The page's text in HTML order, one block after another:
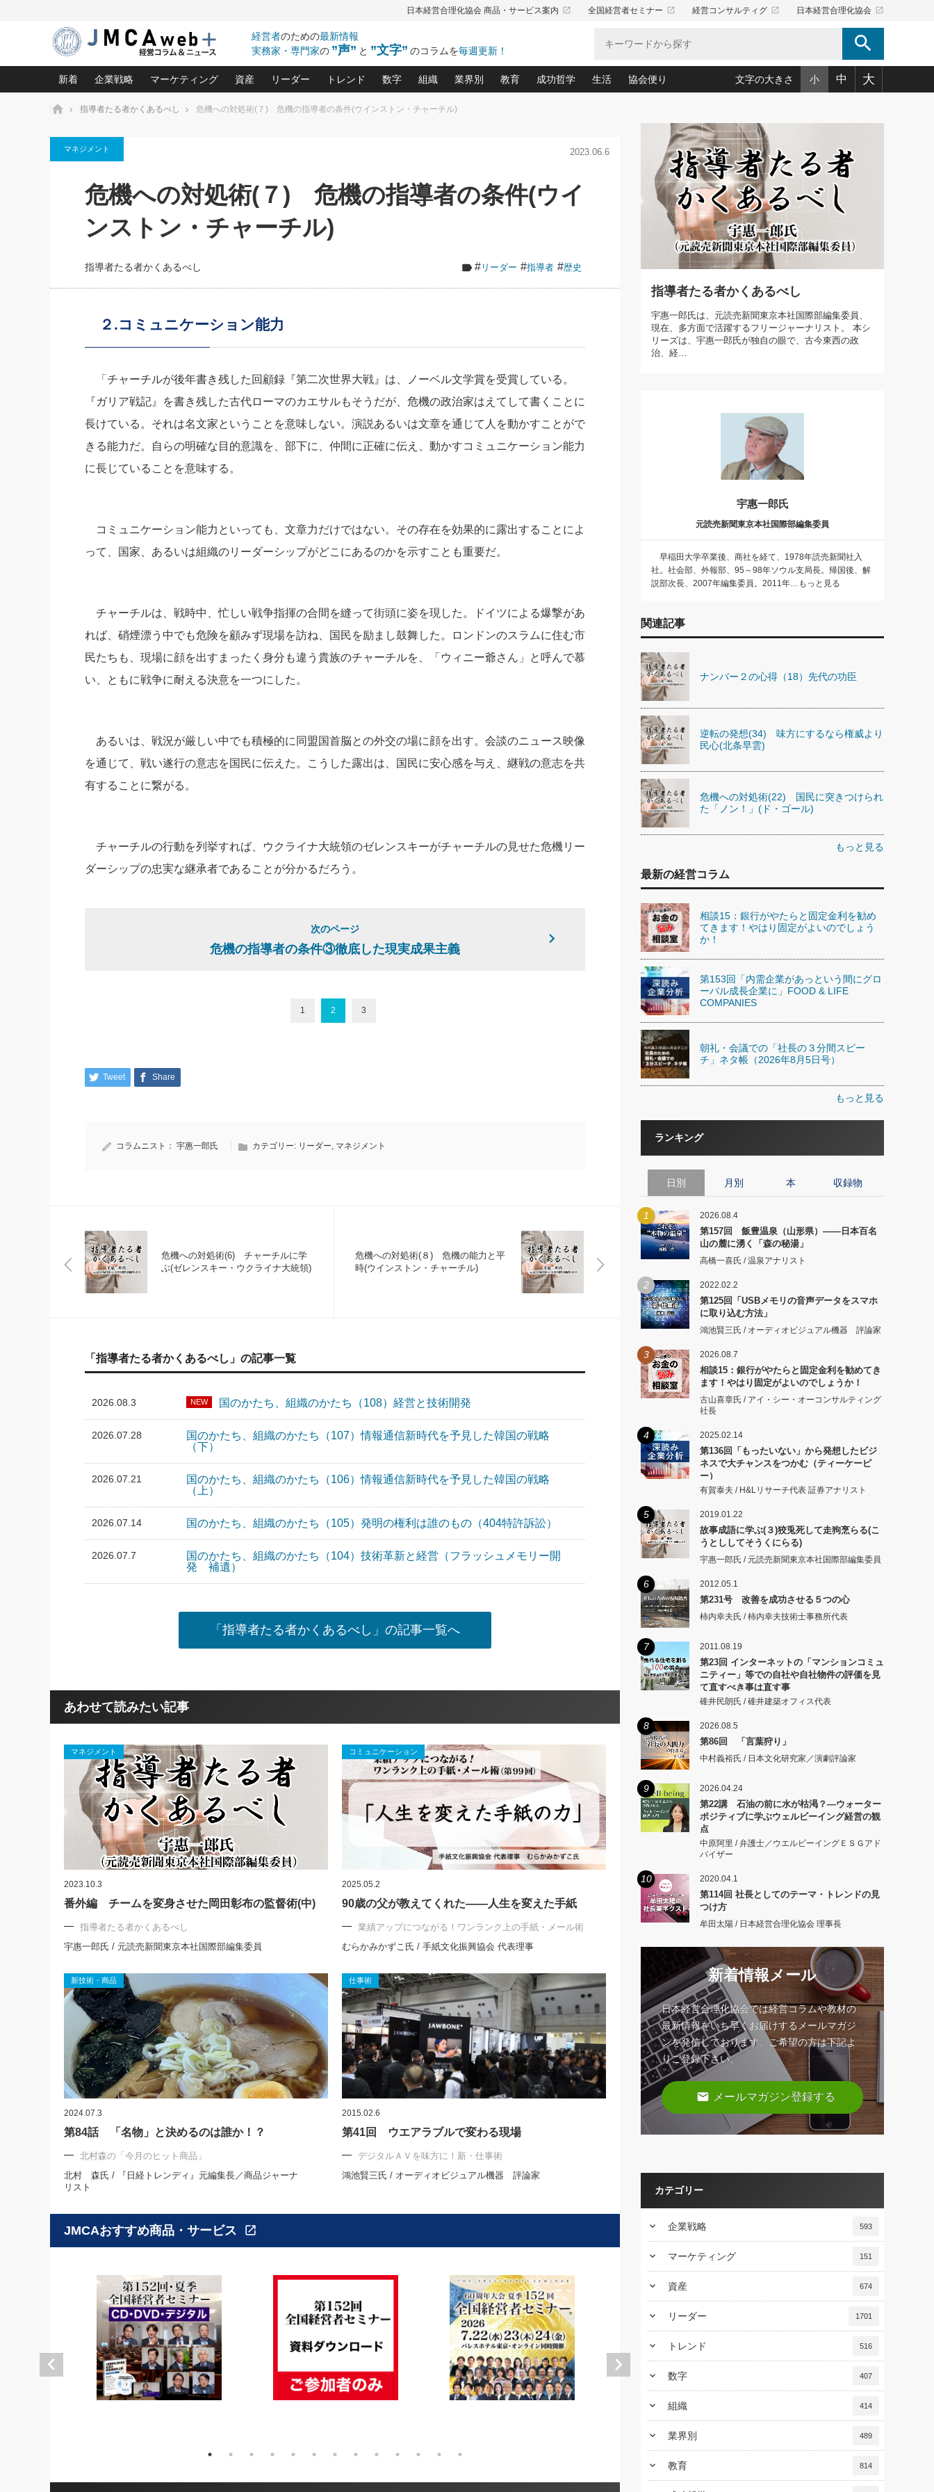
日本経営合理化協会 商品・サービス案内 launch 全国経営者セミナー launch 経営コンサルティグ launch 日本経営合理化協会 launch
経営者のための最新情報
実務家・専門家の ”声” と ”文字” のコラムを毎週更新！ search
新着
2026.08.7
利を勧めてきます！やはり固定
がよいのでしょうか！
2026.08.7
う間にグローバル成長企業に」
FOOD & LIFE COMPANIES
日号）
2026.08.5 2026.08.5
第86回 「言葉狩り」
もっとみる
企業戦略
中小企業の「１位づくり」戦略(96)
利益を最大化する「業務改善」横田尚哉氏(5)
強い会社を築く ビジネス・クリニック(240)
日本レーザー「人を大切にしながら利益を上げる経営」の極意
武器としてのM&A入門(3)
社長のための“儲かる通販”戦略視点(151)
継続経営 百話百行(85)
マーケティング
ロングセラーの玉手箱(9)
大復活＆快進撃！ユニバーサルスタジオジャパンの成功要因と
は(5)
酒井光雄 成功事例に学ぶ繁栄企業のブランド戦略(39)
資産
中国経済の最新動向(204)
事業承継の前に、決めておきたい、知っておきたい、やってお
きたいコト(12)
会社と社長のための資産管理講座(95)
リーダー
ピョートル・F・グジバチの『経営戦略の新常識』(12)
指導者たる者かくあるべし(635)
朝礼・会議での「社長の３分間スピーチ」ネタ帳(159)
次もあなたにお願いしたいと思われる「一流の仕事術」(28)
社長の右腕をつくる 人と組織を動かす(200)
トレンド
北村森の「今月のヒット商品」(109)
数字
会社を守り抜くための緊急対策(100)
強い決算書の会社はココが違う！(36)
決算書の“見える化”術(12)
組織
職場の生産性を下げるハラスメントの予防策(10)
賃金決定の定石(68)
顧客・社員・社会から支持される「ウェルビーイング経営入
業界別
大久保一彦の“流行る”お店の仕組みづくり(210)
柿内幸夫─社長のための現場改善(174)
教育
あなただからお願いしたいと思われる 気配りの達人(127)
クレーム対応 実践マニュアル(92)
クレーム対応の新知識と新常識(57)
デキル社員に育てる！ 社員教育の決め手(203)
業績アップにつながる！ワンランク上の手紙・メール術(100)
成功哲学
中国哲学に学ぶ 不況は会社守成の好機(38)
令和時代の「社長の人間力の磨き方」(86)
先人の名句名言の教え 東洋思想に学ぶ経営学(132)
渡部昇一の「日本の指導者たち」(32)
生活
おのころ心平の ──社長のための「か・ら・だマネジメント」
(50)
デジタルＡＶを味方に！新・仕事術(180)
リーダー脳の鍛え方(32)
ワインを楽しむ基礎レッスン(12)
必読！社長が読むべき今月の4冊(88)
眼と耳で楽しむ読書術(162)
社長の「氣」(30)
米国スポーツ・ビジネスに学ぶ心理学(98)
高橋一喜の『これぞ！"本物の温泉"』(157)
協会便り
「愛読者通信」著者インタビュー(44)
ビジネス見聞録 経営ニュース(100)
作間信司の経営無形庵(けいえいむぎょうあん)(166)
経営セミナー情報局(1)
繁栄への着眼点 牟田太陽(76)
講話を聞いて学ぼう 実学・耳学・磨く「ミミガク」のすすめ
文字の大きさ 小 中 大
ホーム 指導者たる者かくあるべし 危機への対処術(７) 危機の指導者の条件(ウインストン・チャーチル)
マネジメント 2023.06.6
危機への対処術(７) 危機の指導者の条件(ウイ
ンストン・チャーチル)
指導者たる者かくあるべし # リーダー #指導者 #歴史
２.コミュニケーション能力
「チャーチルが後年書き残した回顧録『第二次世界大戦』は、ノーベル文学賞を受賞している。
『ガリア戦記』を書き残した古代ローマのカエサルもそうだが、危機の政治家はえてして書くことに
長けている。それは名文家ということを意味しない。演説あるいは文章を通じて人を動かすことがで
きる能力だ。自らの明確な目的意識を、部下に、仲間に正確に伝え、動かすコミュニケーション能力
に長じていることを意味する。
コミュニケーション能力といっても、文章力だけではない。その存在を効果的に露出することによ
って、国家、あるいは組織のリーダーシップがどこにあるのかを示すことも重要だ。
チャーチルは、戦時中、忙しい戦争指揮の合間を縫って街頭に姿を現した。ドイツによる爆撃があ
れば、硝煙漂う中でも危険を顧みず現場を訪ね、国民を励まし鼓舞した。ロンドンのスラムに住む市
民たちも、現場に顔を出すまったく身分も違う貴族のチャーチルを、「ウィニー爺さん」と呼んで慕
い、ともに戦争に耐える決意を一つにした。
あるいは、戦況が厳しい中でも積極的に同盟国首脳との外交の場に顔を出す。会談のニュース映像
を通じて、戦い遂行の意志を国民に伝えた。こうした露出は、国民に安心感を与え、継戦の意志を共
有することに繋がる。
チャーチルの行動を列挙すれば、ウクライナ大統領のゼレンスキーがチャーチルの見せた危機リー
ダーシップの忠実な継承者であることが分かるだろう。
次のページ
危機の指導者の条件③徹底した現実成果主義
1 2 3
Tweet Share
コラムニスト： 宇惠一郎氏 カテゴリー: リーダー, マネジメント
危機への対処術(6) チャーチルに学
ぶ(ゼレンスキー・ウクライナ大統領)
危機への対処術(８) 危機の能力と平
時(ウインストン・チャーチル)
「指導者たる者かくあるべし」の記事一覧
2026.08.3 NEW 国のかたち、組織のかたち（108）経営と技術開発
2026.07.28
国のかたち、組織のかたち（107）情報通信新時代を予見した韓国の戦略
（下）
2026.07.21
国のかたち、組織のかたち（106）情報通信新時代を予見した韓国の戦略
（上）
2026.07.14 国のかたち、組織のかたち（105）発明の権利は誰のもの（404特許訴訟）
2026.07.7
国のかたち、組織のかたち（104）技術革新と経営（フラッシュメモリー開
発 補遺）
「指導者たる者かくあるべし」の記事一覧へ
あわせて読みたい記事
マネジメント
2023.10.3
番外編 チームを変身させた岡田彰布の監督術(中)
指導者たる者かくあるべし
宇惠一郎氏 / 元読売新聞東京本社国際部編集委員
コミュニケーション
2025.05.2
90歳の父が教えてくれた――人生を変えた手紙
業績アップにつながる！ワンランク上の手紙・メール術
むらかみかずこ氏 / 手紙文化振興協会 代表理事
新技術・商品
2024.07.3
第84話 「名物」と決めるのは誰か！？
北村森の「今月のヒット商品」
北村 森氏 / 『日経トレンディ』元編集長／商品ジャーナ
リスト
仕事術
2015.02.6
第41回 ウエアラブルで変わる現場
デジタルＡＶを味方に！新・仕事術
鴻池賢三氏 / オーディオビジュアル機器 評論家
JMCAおすすめ商品・サービス open_in_new
指導者たる者かくあるべし
宇惠一郎氏は、元読売新聞東京本社国際部編集委員、
現在、多方面で活躍するフリージャーナリスト。 本シ
リーズは、宇惠一郎氏が独自の眼で、古今東西の政
治、経…
宇惠一郎氏
元読売新聞東京本社国際部編集委員
早稲田大学卒業後、商社を経て、1978年読売新聞社入
社。社会部、外報部、95～98年ソウル支局長。帰国後、解
説部次長、2007年編集委員。2011年…もっと見る
関連記事
ナンバー２の心得（18）先代の功臣
逆転の発想(34) 味方にするなら権威より
民心(北条早雲)
危機への対処術(22) 国民に突きつけられ
た「ノン！」(ド・ゴール)
もっと見る
最新の経営コラム
相談15：銀行がやたらと固定金利を勧め
てきます！やはり固定がよいのでしょう
か！
第153回「内需企業があっという間にグロ
ーバル成長企業に」FOOD & LIFE
COMPANIES
朝礼・会議での「社長の３分間スピー
チ」ネタ帳（2026年8月5日号）
もっと見る
ランキング
日別 月別 本 収録物
1 2026.08.4
第157回 飯豊温泉（山形県）――日本百名
山の麓に湧く「森の秘湯」
高橋一喜氏 / 温泉アナリスト
2 2022.02.2
第125回「USBメモリの音声データをスマホ
に取り込む方法」
鴻池賢三氏 / オーディオビジュアル機器 評論家
3 2026.08.7
相談15：銀行がやたらと固定金利を勧めてき
ます！やはり固定がよいのでしょうか！
古山喜章氏 / アイ・シー・オーコンサルティング
社長
4 2025.02.14
第136回「もったいない」から発想したビジ
ネスで大チャンスをつかむ（ティーケーピ
ー）
有賀泰夫 / H&Lリサーチ代表 証券アナリスト
5 2019.01.22
故事成語に学ぶ(３)狡兎死して走狗烹らる(こ
うとししてそうくにらる)
宇惠一郎氏 / 元読売新聞東京本社国際部編集委員
6 2012.05.1
第231号 改善を成功させる５つの心
柿内幸夫氏 / 柿内幸夫技術士事務所代表
7 2011.08.19
第23回 インターネットの「マンションコミュ
ニティー」等での自社や自社物件の評価を見
て直すべき事は直す事
碓井民朗氏 / 碓井建築オフィス代表
8 2026.08.5
第86回 「言葉狩り」
中村義裕氏 / 日本文化研究家／演劇評論家
9 2026.04.24
第22講 石油の前に水が枯渇？―ウォーター
ポジティブに学ぶウェルビーイング経営の観
点
中原阿里 / 弁護士／ウエルビーイングＥＳＧアド
バイザー
10 2020.04.1
第114回 社長としてのテーマ・トレンドの見
つけ方
牟田太陽 / 日本経営合理化協会 理事長
新着情報メール
日本経営合理化協会では経営コラムや教材の
最新情報をいち早くお届けするメールマガジ
ンを発信しております。ご希望の方は下記よ
りご登録下さい。
email メールマガジン登録する
カテゴリー
keyboard_arrow_down 企業戦略 593
keyboard_arrow_down マーケティング 151
keyboard_arrow_down 資産 674
keyboard_arrow_down リーダー 1701
keyboard_arrow_down トレンド 516
keyboard_arrow_down 数字 407
keyboard_arrow_down 組織 414
keyboard_arrow_down 業界別 489
keyboard_arrow_down 教育 814